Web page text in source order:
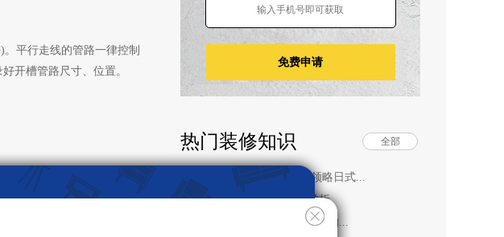
平行走线的管路一律控制
开槽管路尺寸、位置。
免费申请
热门装修知识 全部
· 睡梦初醒后一解烦躁 带你领略日式...
·一套现代简约风格效果图赏析
129平日式风格三居室 是那样的...